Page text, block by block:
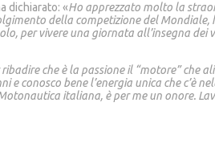
dichiarato: «Ho apprezzato molto la
della competizione del
per vivere una giornata all’insegna dei
che è la passione il “motore” che
conosco bene l’energia unica che c’è
italiana, è per me un onore.